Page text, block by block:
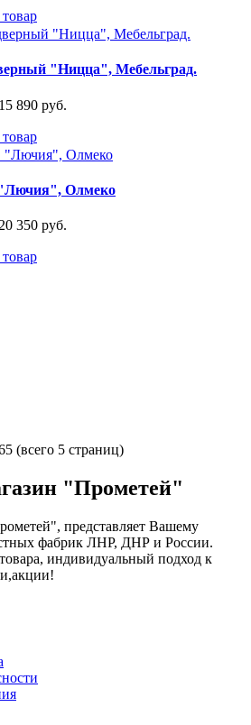
"Ницца", Мебельград.
890 руб.
Олмеко
350 руб.
(всего 5 страниц)
"Прометей"
представляет Вашему
фабрик ЛНР, ДНР и России.
индивидуальный подход к